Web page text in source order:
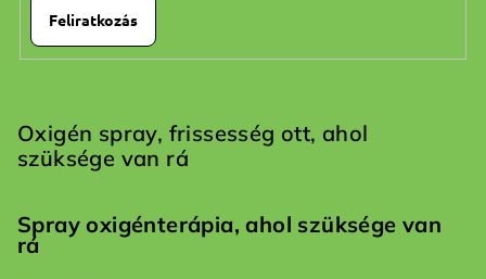
Feliratkozás
Oxigén spray, frissesség ott, ahol
szüksége van rá
Spray oxigénterápia, ahol szüksége van
rá